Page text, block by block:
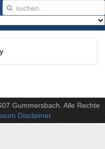
Gummersbach. Alle Rechte
Disclaimer